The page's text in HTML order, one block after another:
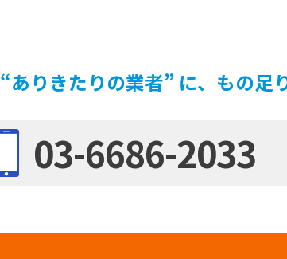
“ありきたりの業者” に、もの足
03-6686-2033